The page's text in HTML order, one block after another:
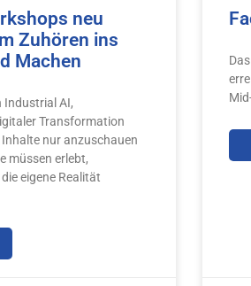
neu
Zuhören ins
Machen
Industrial AI,
Transformation
nur anzuschauen
müssen erlebt,
eigene Realität